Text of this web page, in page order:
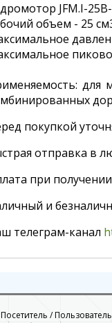
JFM.I-
объем - 25
для
покупкой
отправка в
при
и
телеграм-канал
/